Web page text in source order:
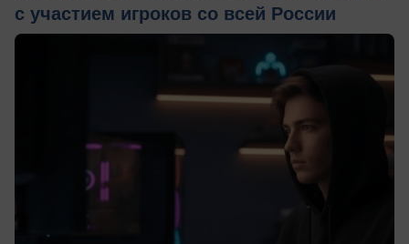
с участием игроков со всей России